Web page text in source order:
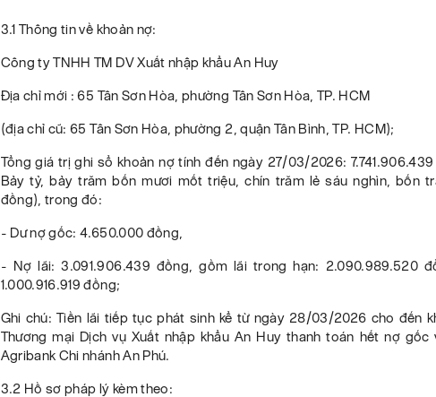
3.1 Thông tin về khoản nợ:
Công ty TNHH TM DV Xuất nhập khẩu An Huy
Địa chỉ mới : 65 Tân Sơn Hòa, phường Tân Sơn Hòa, TP. HCM
(địa chỉ cũ: 65 Tân Sơn Hòa, phường 2, quận Tân Bình, TP. HCM);
Tổng giá trị ghi sổ khoản nợ tính đến ngày 27/03/2026:
Bảy tỷ, bảy trăm bốn mươi mốt triệu, chín trăm lẻ sáu nghìn, bốn
đồng), trong đó:
- Dư nợ gốc: 4.650.000 đồng,
- Nợ lãi: 3.091.906.439 đồng, gồm lãi trong hạn: 2.090.989.520
1.000.916.919 đồng;
Ghi chú: Tiền lãi tiếp tục phát sinh kể từ ngày 28/03/2026 cho đến
Thương mại Dịch vụ Xuất nhập khẩu An Huy thanh toán hết nợ gốc
Agribank Chi nhánh An Phú.
3.2 Hồ sơ pháp lý kèm theo: